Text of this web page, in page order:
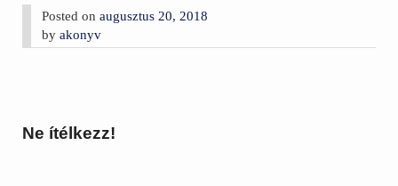
Posted onaugusztus 20, 2018
byakonyv
Ne ítélkezz!